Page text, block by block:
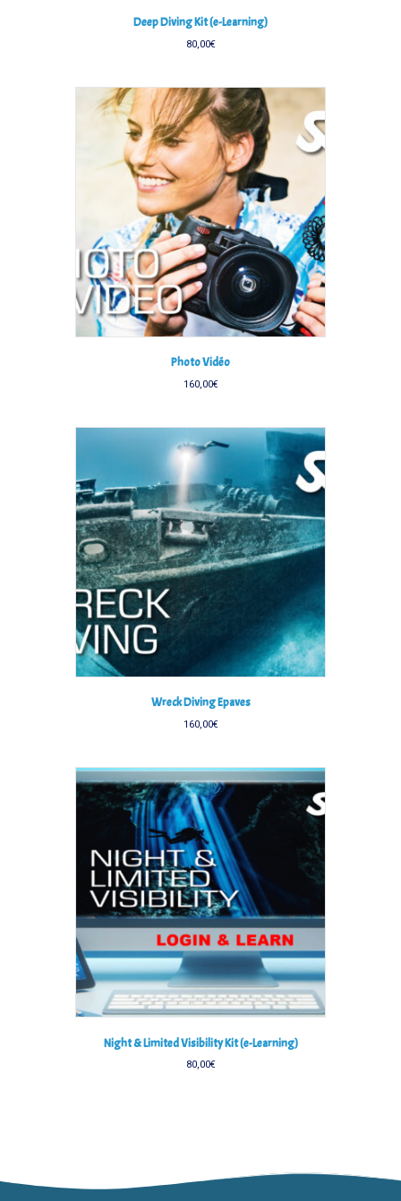
Deep Diving Kit (e-Learning)
80,00€
Photo Vidéo
160,00€
Wreck Diving Epaves
160,00€
Night & Limited Visibility Kit (e-Learning)
80,00€